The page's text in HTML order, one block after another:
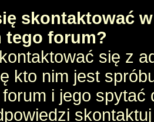
skontaktować
tego forum?
się z
kto nim jest
i jego